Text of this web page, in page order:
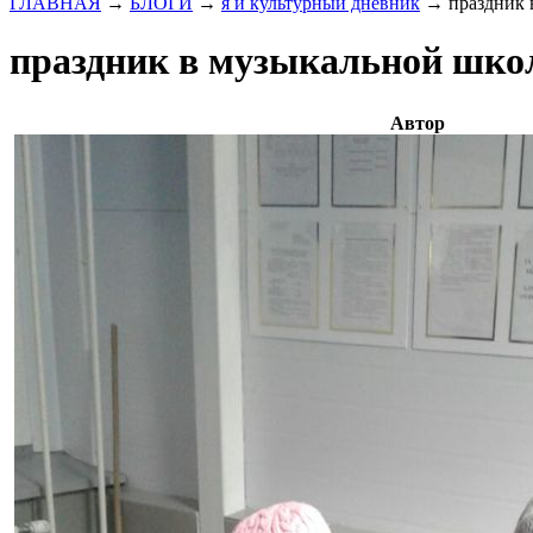
праздник в музыкальной
Автор